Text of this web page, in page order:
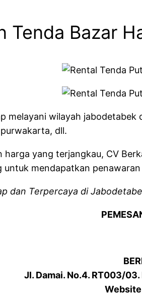
Tenda Bazar
melayani wilayah
dll.
harga yang terjangkau, CV
untuk mendapatkan
dan Terpercaya di
Jl. Damai. No.4. RT003/